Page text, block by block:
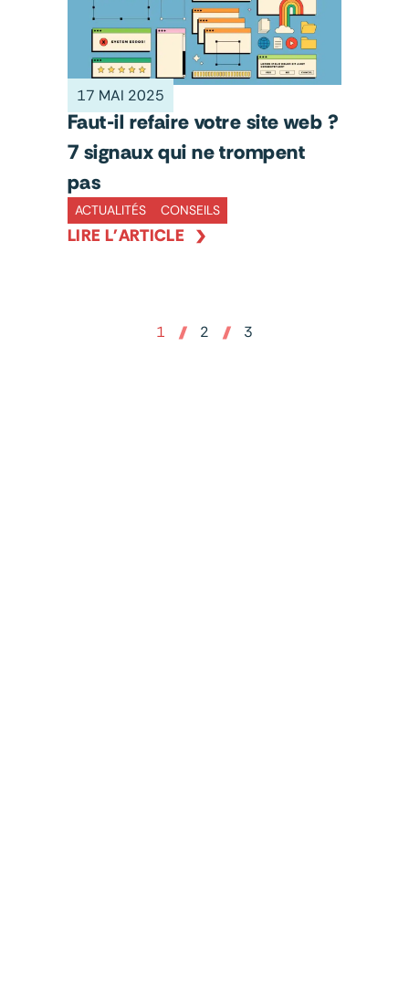
17 MAI 2025
Faut-il refaire votre site web ?
7 signaux qui ne trompent
pas
ACTUALITÉS CONSEILS
LIRE L'ARTICLE
1 2 3